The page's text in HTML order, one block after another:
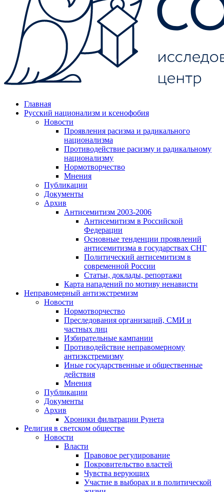
Главная
Русский национализм и ксенофобия
Новости
Проявления расизма и радикального
национализма
Противодействие расизму и радикальному
национализму
Нормотворчество
Мнения
Публикации
Документы
Архив
Антисемитизм 2003-2006
Антисемитизм в Российской
Федерации
Основные тенденции проявлений
антисемитизма в государствах СНГ
Политический антисемитизм в
современной России
Статьи, доклады, репортажи
Карта нападений по мотиву ненависти
Неправомерный антиэкстремизм
Новости
Нормотворчество
Преследования организаций, СМИ и
частных лиц
Избирательные кампании
Противодействие неправомерному
антиэкстремизму
Иные государственные и общественные
действия
Мнения
Публикации
Документы
Архив
Хроники фильтрации Рунета
Религия в светском обществе
Новости
Власти
Правовое регулирование
Покровительство властей
Чувства верующих
Участие в выборах и в политической